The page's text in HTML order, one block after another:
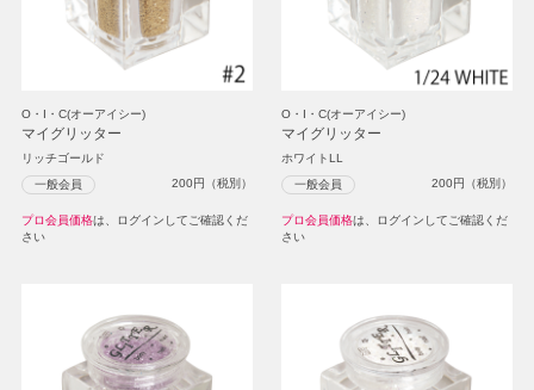
O・I・C(オーアイシー)
マイグリッター
リッチゴールド
一般会員 200円（税別）
プロ会員価格は、ログインしてご確認くだ
さい
O・I・C(オーアイシー)
マイグリッター
ホワイトLL
一般会員 200円（税別）
プロ会員価格は、ログインしてご確認くだ
さい